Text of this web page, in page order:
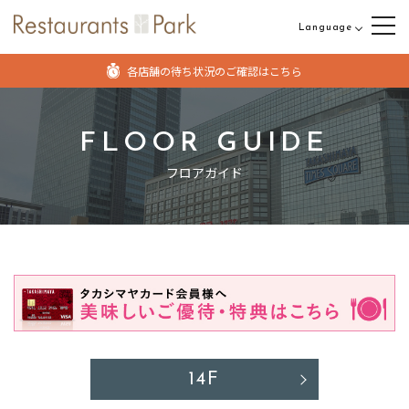
各店舗の待ち状況のご確認はこちら
Language
日本語
English
中文（繁体字）
中文（簡体字）
FLOOR GUIDE
フロアガイド
14F